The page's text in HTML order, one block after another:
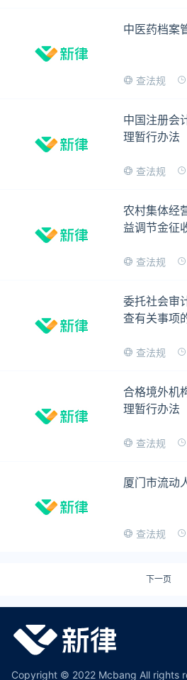
中医药档案
查法规
中国注册会
理暂行办法
查法规
农村集体经
益调节金征
查法规
委托社会审
查有关事项
查法规
合格境外机
理暂行办法
查法规
厦门市流动
查法规
下一页
Copyright © 2022 Mcbang All rights